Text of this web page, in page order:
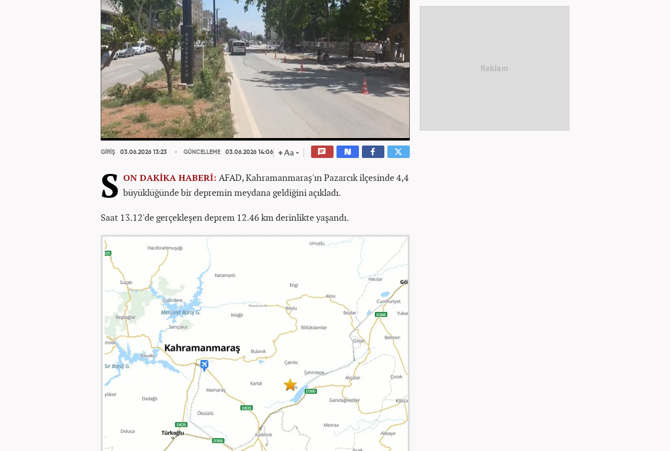
GİRİŞ 03.06.2026 13:23 GÜNCELLEME 03.06.2026 14:06
S ON DAKİKA HABERİ: AFAD, Kahramanmaraş'ın Pazarcık ilçesinde 4,4
büyüklüğünde bir depremin meydana geldiğini açıkladı.
Saat 13.12'de gerçekleşen deprem 12.46 km derinlikte yaşandı.